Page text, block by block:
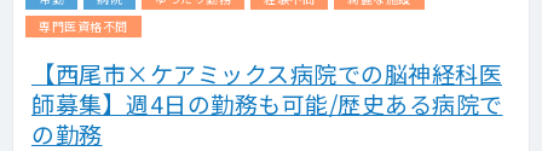
専門医資格不問
【西尾市×ケアミックス病院での脳神経科医
師募集】週4日の勤務も可能/歴史ある病院で
の勤務